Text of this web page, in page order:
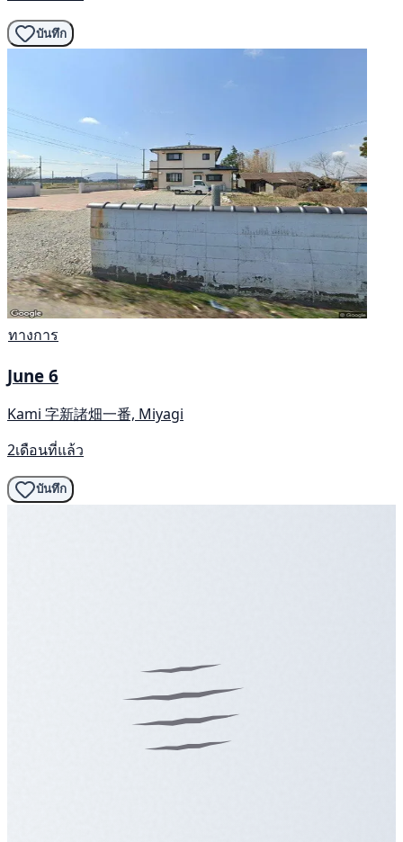
บันทึก
ทางการ
June 6
Kami 字新諸畑一番, Miyagi
2เดือนที่แล้ว
บันทึก